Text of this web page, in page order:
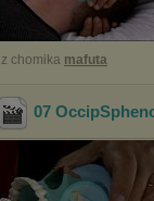
z chomika mafuta
07